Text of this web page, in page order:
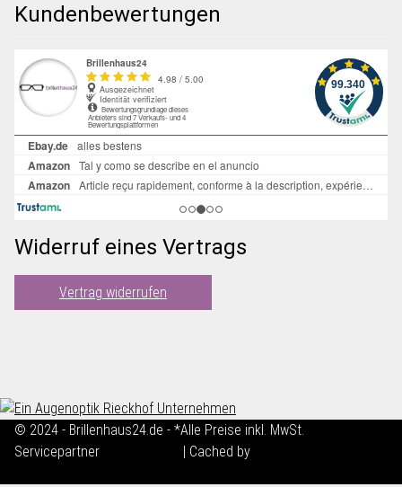
Kundenbewertungen
Widerruf eines Vertrags
Vertrag widerrufen
© 2024 - Brillenhaus24.de - *Alle Preise inkl. MwSt.
Servicepartner
| Cached by